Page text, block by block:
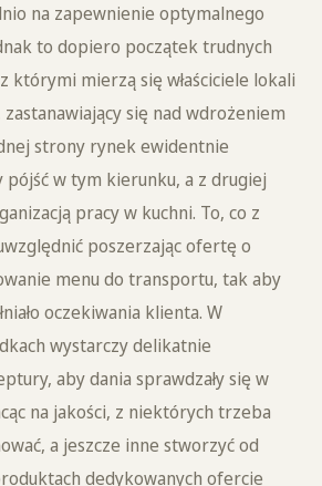
na zapewnienie optymalnego
to dopiero początek trudnych
którymi mierzą się właściciele lokali
się nad wdrożeniem
strony rynek ewidentnie
pójść w tym kierunku, a z drugiej
pracy w kuchni. To, co z
poszerzając ofertę o
menu do transportu, tak aby
oczekiwania klienta. W
wystarczy delikatnie
aby dania sprawdzały się w
na jakości, z niektórych trzeba
a jeszcze inne stworzyć od
dedykowanych ofercie